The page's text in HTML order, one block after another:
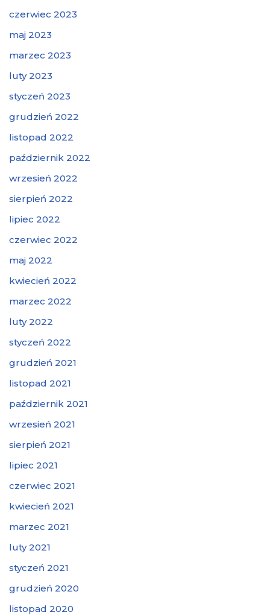
czerwiec 2023
maj 2023
marzec 2023
luty 2023
styczeń 2023
grudzień 2022
listopad 2022
październik 2022
wrzesień 2022
sierpień 2022
lipiec 2022
czerwiec 2022
maj 2022
kwiecień 2022
marzec 2022
luty 2022
styczeń 2022
grudzień 2021
listopad 2021
październik 2021
wrzesień 2021
sierpień 2021
lipiec 2021
czerwiec 2021
kwiecień 2021
marzec 2021
luty 2021
styczeń 2021
grudzień 2020
listopad 2020